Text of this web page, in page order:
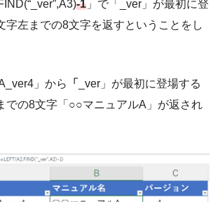
-1 」で「_ver」が最初に登
字左までの8文字を返すということをし
」から 「
_ver」が最初に登場する
での8文字「○○マニュアルA」が返され